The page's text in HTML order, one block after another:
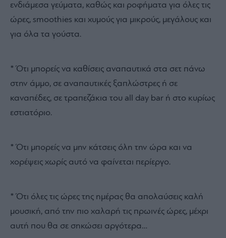
ενδιάμεσα γεύματα, καθώς και ροφήματα για όλες τις
ώρες, smoothies και χυμούς για μικρούς, μεγάλους και
για όλα τα γούστα.
* Ότι μπορείς να καθίσεις αναπαυτικά στα σετ πάνω
στην άμμο, σε αναπαυτικές ξαπλώστρες ή σε
καναπέδες, σε τραπεζάκια του all day bar ή στο κυρίως
εστιατόριο.
* Ότι μπορείς να μην κάτσεις όλη την ώρα και να
χορέψεις χωρίς αυτό να φαίνεται περίεργο.
* Ότι όλες τις ώρες της ημέρας θα απολαύσεις καλή
μουσική, από την πιο χαλαρή τις πρωινές ώρες, μέχρι
αυτή που θα σε σηκώσει αργότερα…